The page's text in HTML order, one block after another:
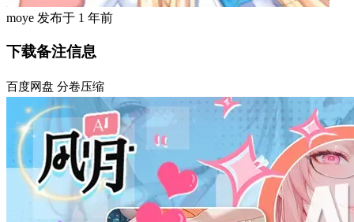
moye 发布于 1 年前
下载备注信息
百度网盘 分卷压缩